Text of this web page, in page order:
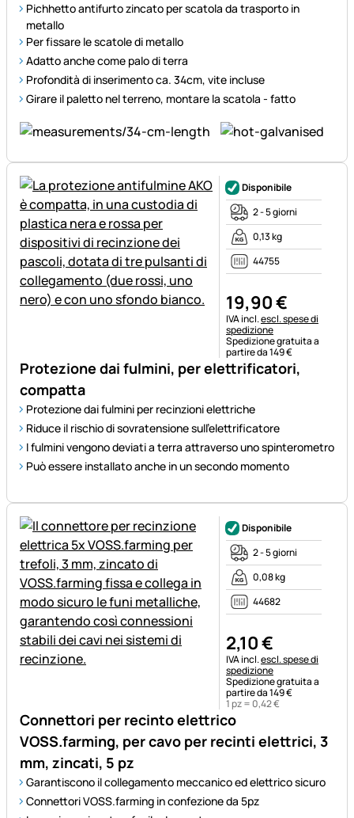
Pichhetto antifurto zincato per scatola da trasporto in
metallo
Per fissare le scatole di metallo
Adatto anche come palo di terra
Profondità di inserimento ca. 34cm, vite incluse
Girare il paletto nel terreno, montare la scatola - fatto
Protezione dai fulmini, per elettrificatori,
compatta
Protezione dai fulmini per recinzioni elettriche
Riduce il rischio di sovratensione sull'elettrificatore
I fulmini vengono deviati a terra attraverso uno spinterometro
Può essere installato anche in un secondo momento
Disponibile
2 - 5 giorni
0,13 kg
44755
19,90€
Informazioni fiscali:
IVA incl.escl. spese di
spedizione
Spedizione gratuita a
partire da 149 €
Connettori per recinto elettrico
VOSS.farming, per cavo per recinti elettrici, 3
mm, zincati, 5 pz
Garantiscono il collegamento meccanico ed elettrico sicuro
Connettori VOSS.farming in confezione da 5pz
Disponibile
2 - 5 giorni
0,08 kg
44682
2,10€
Informazioni fiscali:
IVA incl.escl. spese di
spedizione
Spedizione gratuita a
partire da 149 €
1 pz = 0,42€